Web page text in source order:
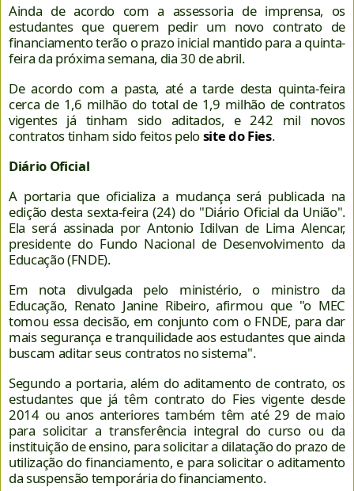
Ainda de acordo com a assessoria de imprensa, os
estudantes que querem pedir um novo contrato de
financiamento terão o prazo inicial mantido para a quinta-
feira da próxima semana, dia 30 de abril.
De acordo com a pasta, até a tarde desta quinta-feira
cerca de 1,6 milhão do total de 1,9 milhão de contratos
vigentes já tinham sido aditados, e 242 mil novos
contratos tinham sido feitos pelosite do Fies.
Diário Oficial
A portaria que oficializa a mudança será publicada na
edição desta sexta-feira (24) do "Diário Oficial da União".
Ela será assinada por Antonio Idilvan de Lima Alencar,
presidente do Fundo Nacional de Desenvolvimento da
Educação (FNDE).
Em nota divulgada pelo ministério, o ministro da
Educação, Renato Janine Ribeiro, afirmou que "o MEC
tomou essa decisão, em conjunto com o FNDE, para dar
mais segurança e tranquilidade aos estudantes que ainda
buscam aditar seus contratos no sistema".
Segundo a portaria, além do aditamento de contrato, os
estudantes que já têm contrato do Fies vigente desde
2014 ou anos anteriores também têm até 29 de maio
para solicitar a transferência integral do curso ou da
instituição de ensino, para solicitar a dilatação do prazo de
utilização do financiamento, e para solicitar o aditamento
da suspensão temporária do financiamento.